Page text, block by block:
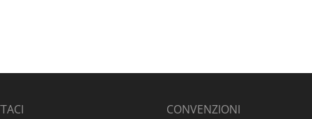
CONVENZIONI